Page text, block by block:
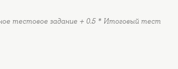
тестовое задание + 0.5 * Итоговый тест